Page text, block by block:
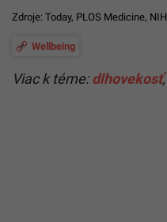
Zdroje: Today, PLOS Medicine, NIH
Wellbeing
Viac k téme:dlhovekosť,